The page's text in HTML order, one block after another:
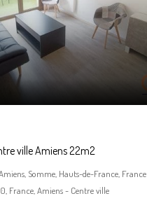
ville Amiens 22m2
Somme, Hauts-de-France, France
France, Amiens - Centre ville